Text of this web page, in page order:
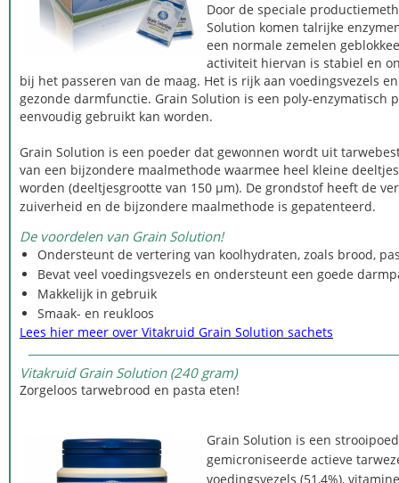
Door de speciale
Solution komen talrijke
een normale zemelen
activiteit hiervan is stabiel en
bij het passeren van de maag. Het is rijk aan voedingsvezels
gezonde darmfunctie. Grain Solution is een poly-enzymatisch
eenvoudig gebruikt kan worden.
Grain Solution is een poeder dat gewonnen wordt uit
van een bijzondere maalmethode waarmee heel kleine
worden (deeltjesgrootte van 150 µm). De grondstof heeft de
zuiverheid en de bijzondere maalmethode is gepatenteerd.
De voordelen van Grain Solution!
Ondersteunt de vertering van koolhydraten, zoals brood,
Bevat veel voedingsvezels en ondersteunt een goede
Makkelijk in gebruik
Smaak- en reukloos
Lees hier meer over Vitakruid Grain Solution sachets
Vitakruid Grain Solution (240 gram)
Zorgeloos tarwebrood en pasta eten!
Grain Solution is een
gemicroniseerde actieve
voedingsvezels (51,4%),